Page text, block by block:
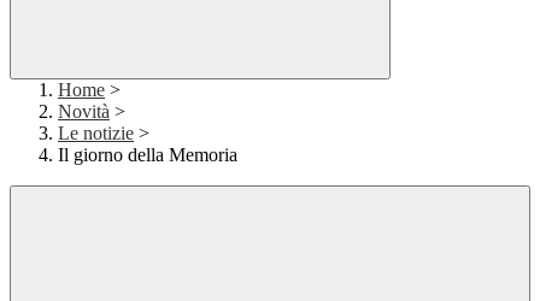
Home >
Novità >
Le notizie >
Il giorno della Memoria